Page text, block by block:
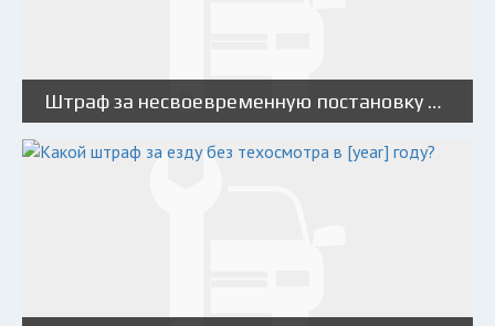
Штраф за несвоевременную постановку автомобиля на учет